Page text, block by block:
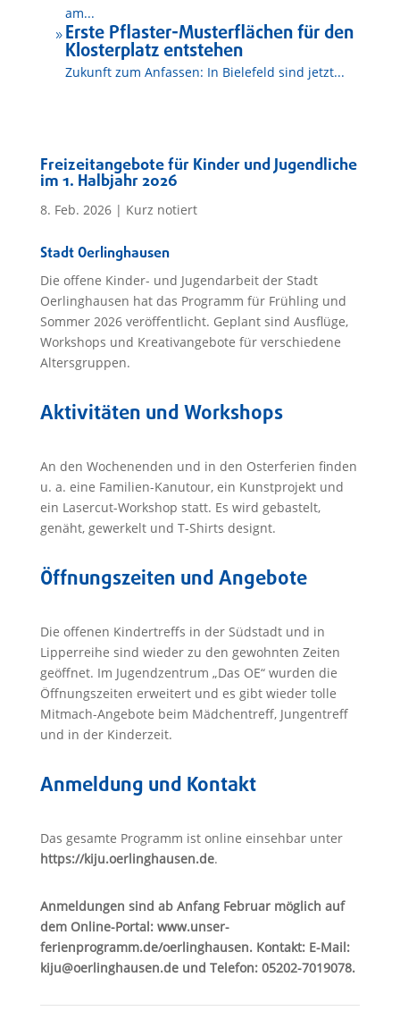
am...
9 Erste Pflaster-Musterflächen für den
Klosterplatz entstehen
Zukunft zum Anfassen: In Bielefeld sind jetzt...
Freizeitangebote für Kinder und Jugendliche
im 1. Halbjahr 2026
8. Feb. 2026| Kurz notiert
Stadt Oerlinghausen
Die offene Kinder- und Jugendarbeit der Stadt
Oerlinghausen hat das Programm für Frühling und
Sommer 2026 veröffentlicht. Geplant sind Ausflüge,
Workshops und Kreativangebote für verschiedene
Altersgruppen.
Aktivitäten und Workshops
An den Wochenenden und in den Osterferien finden
u. a. eine Familien-Kanutour, ein Kunstprojekt und
ein Lasercut-Workshop statt. Es wird gebastelt,
genäht, gewerkelt und T-Shirts designt.
Öffnungszeiten und Angebote
Die offenen Kindertreffs in der Südstadt und in
Lipperreihe sind wieder zu den gewohnten Zeiten
geöffnet. Im Jugendzentrum „Das OE“ wurden die
Öffnungszeiten erweitert und es gibt wieder tolle
Mitmach-Angebote beim Mädchentreff, Jungentreff
und in der Kinderzeit.
Anmeldung und Kontakt
Das gesamte Programm ist online einsehbar unter
https://kiju.oerlinghausen.de.
Anmeldungen sind ab Anfang Februar möglich auf
dem Online-Portal: www.unser-
ferienprogramm.de/oerlinghausen. Kontakt: E-Mail:
kiju@oerlinghausen.deund Telefon: 05202-7019078.